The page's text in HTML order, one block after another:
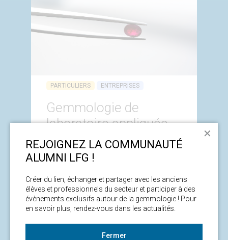
REJOIGNEZ LA COMMUNAUTÉ
ALUMNI LFG !
Créer du lien, échanger et partager avec les anciens
élèves et professionnels du secteur et participer à des
évènements exclusifs autour de la gemmologie ! Pour
en savoir plus, rendez-vous dans les actualités.
Fermer
✕
PARTICULIERS ENTREPRISES
Gemmologie de
laboratoire appliquée
aux pierres de couleur